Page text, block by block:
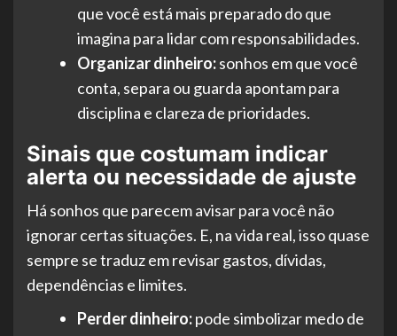
que você está mais preparado do que
imagina para lidar com responsabilidades.
Organizar dinheiro:sonhos em que você
conta, separa ou guarda apontam para
disciplina e clareza de prioridades.
Sinais que costumam indicar
alerta ou necessidade de ajuste
Há sonhos que parecem avisar para você não
ignorar certas situações. E, na vida real, isso quase
sempre se traduz em revisar gastos, dívidas,
dependências e limites.
Perder dinheiro:pode simbolizar medo de